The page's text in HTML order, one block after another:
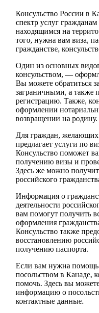
Консульство России в
спектр услуг
находящимся на
того, нужна вам виза,
гражданстве,
Один из основных
консульством, —
Вы можете обратиться
заграничными, а также
регистрацию. Также,
оформлении
возвращении на родину.
Для граждан, желающих
предлагает услуги по
Консульство поможет
получению визы и
Здесь же можно
российского
Информация о
деятельности
вам помогут получить
оформления
Консульство также
восстановлению
получению паспорта.
Если вам нужна помощь
посольством в Канаде,
помочь. Здесь вы
информацию о
контактные данные.